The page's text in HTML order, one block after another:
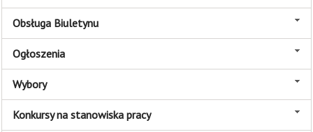
Obsługa Biuletynu
Ogłoszenia
Wybory
Konkursy na stanowiska pracy